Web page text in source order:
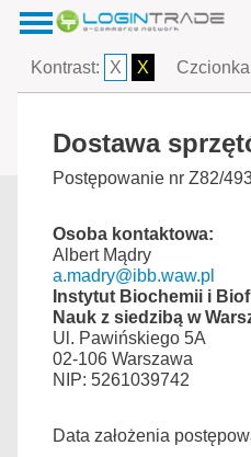
Kontrast: X X
Dostawa
Postępowanie nr Z82/
Osoba kontaktowa:
Albert Mądry
a.madry@ibb.waw.pl
Instytut Biochemii i
Nauk z siedzibą w
Ul. Pawińskiego 5A
02-106 Warszawa
NIP: 5261039742
Data założenia